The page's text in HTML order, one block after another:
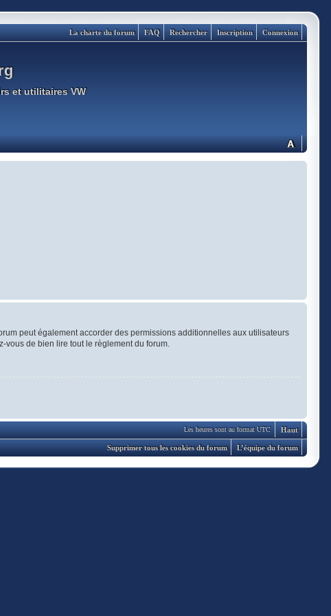
Connexion
Inscription
Rechercher
FAQ
La charte du forum
et utilitaires VW
peut également accorder des permissions additionnelles aux utilisateurs
vous de bien lire tout le règlement du forum.
Haut
Les heures sont au format UTC
L’équipe du forum
Supprimer tous les cookies du forum